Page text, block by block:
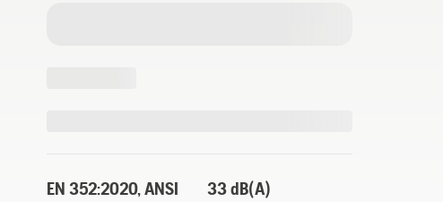
EN 352:2020, ANSI
33 dB(A)